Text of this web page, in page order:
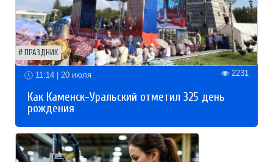
ПРАЗДНИК
11:14 | 20 июля 2231
Как Каменск-Уральский отметил 325 день
рождения